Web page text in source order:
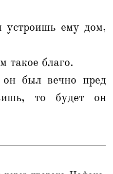
ему дом,
благо.
был вечно пред
то будет он